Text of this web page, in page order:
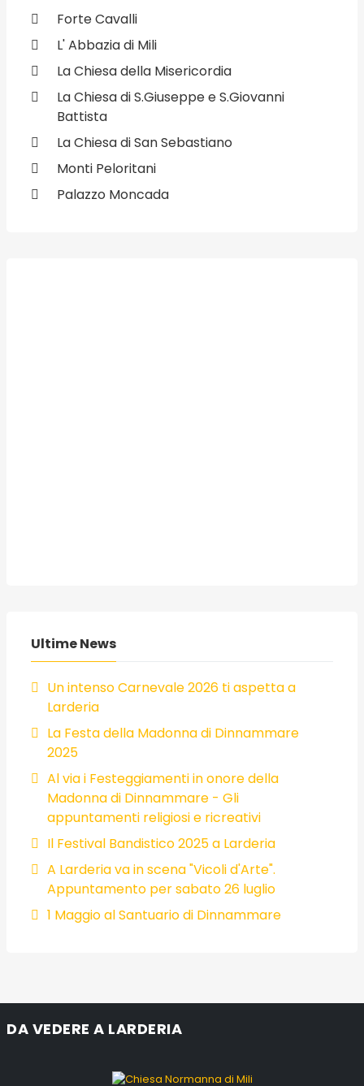
Forte Cavalli
L' Abbazia di Mili
La Chiesa della Misericordia
La Chiesa di S.Giuseppe e S.Giovanni
Battista
La Chiesa di San Sebastiano
Monti Peloritani
Palazzo Moncada
Ultime News
Un intenso Carnevale 2026 ti aspetta a
Larderia
La Festa della Madonna di Dinnammare
2025
Al via i Festeggiamenti in onore della
Madonna di Dinnammare - Gli
appuntamenti religiosi e ricreativi
Il Festival Bandistico 2025 a Larderia
A Larderia va in scena "Vicoli d'Arte".
Appuntamento per sabato 26 luglio
1 Maggio al Santuario di Dinnammare
DA VEDERE A LARDERIA